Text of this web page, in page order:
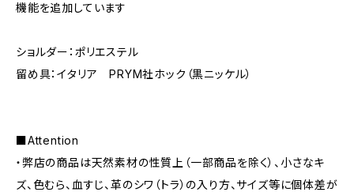
機能を追加しています
ショルダー：ポリエステル
留め具：イタリア PRYM社ホック（黒ニッケル）
■Attention
・弊店の商品は天然素材の性質上（一部商品を除く）、小さなキ
ズ、色むら、血すじ、革のシワ（トラ）の入り方、サイズ等に個体差が